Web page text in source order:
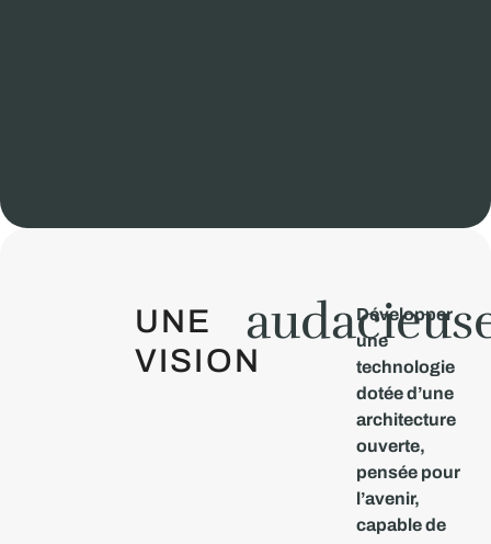
UNE
VISION
Développer
une
technologie
dotée d’une
architecture
ouverte,
pensée pour
l’avenir,
capable de